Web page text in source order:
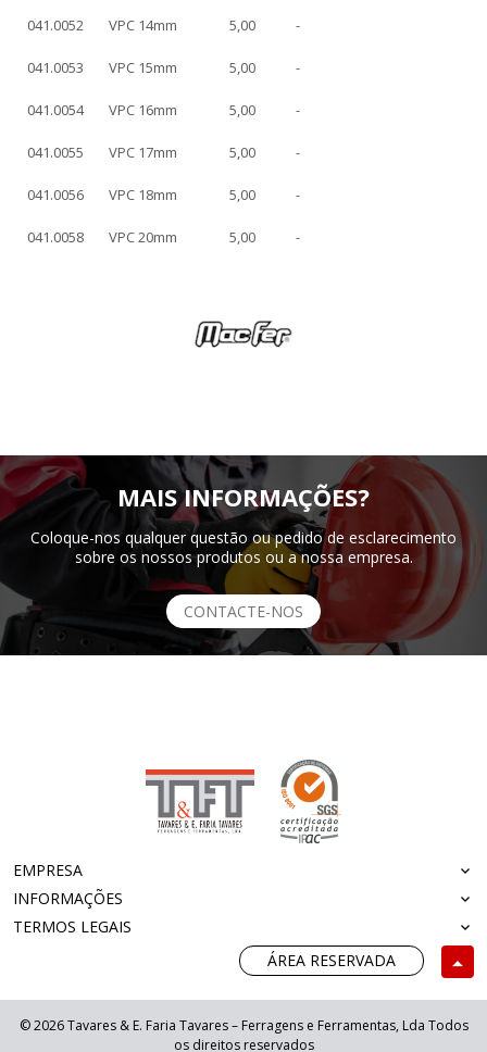
041.0052 VPC 14mm 5,00 -
041.0053 VPC 15mm 5,00 -
041.0054 VPC 16mm 5,00 -
041.0055 VPC 17mm 5,00 -
041.0056 VPC 18mm 5,00 -
041.0058 VPC 20mm 5,00 -
MAIS INFORMAÇÕES?
Coloque-nos qualquer questão ou pedido de esclarecimento
sobre os nossos produtos ou a nossa empresa.
CONTACTE-NOS
EMPRESA
INFORMAÇÕES
TERMOS LEGAIS
ÁREA RESERVADA
© 2026 Tavares & E. Faria Tavares – Ferragens e Ferramentas, Lda Todos
os direitos reservados